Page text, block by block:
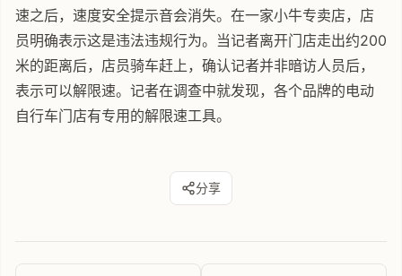
速之后，速度安全提示音会消失。在一家小牛专卖店，店
员明确表示这是违法违规行为。当记者离开门店走出约200
米的距离后，店员骑车赶上，确认记者并非暗访人员后，
表示可以解限速。记者在调查中就发现，各个品牌的电动
自行车门店有专用的解限速工具。
分享